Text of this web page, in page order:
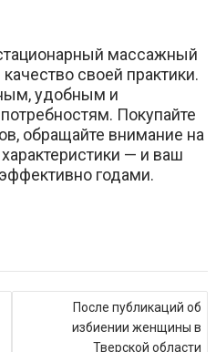
массажный
своей практики.
удобным и
Покупайте
обращайте внимание на
— и ваш
годами.
После публикаций об
избиении женщины в
Тверской области